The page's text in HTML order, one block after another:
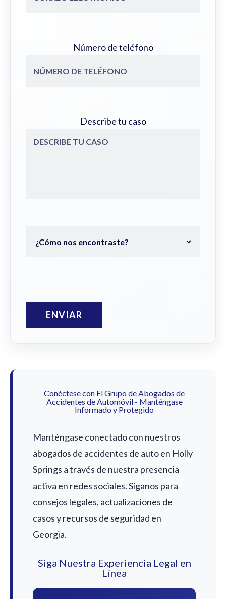
Número de teléfono
Describe tu caso
Conéctese con El Grupo de Abogados de
Accidentes de Automóvil - Manténgase
Informado y Protegido
Manténgase conectado con nuestros
abogados de accidentes de auto en Holly
Springs a través de nuestra presencia
activa en redes sociales. Síganos para
consejos legales, actualizaciones de
casos y recursos de seguridad en
Georgia.
Siga Nuestra Experiencia Legal en
Línea